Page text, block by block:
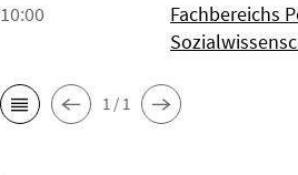
10:00
Fachbereichs
1 / 1